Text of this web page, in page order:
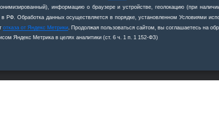
информацию о браузере и устройстве, геолокацию (при
РФ. Обработка данных осуществляется в порядке, установленном Условиями
отказа от Яндекс Метрики . Продолжая пользоваться сайтом, вы соглашаетесь на
Яндекс Метрика в целях аналитики (ст. 6 ч. 1 п. 1 152‑ФЗ)